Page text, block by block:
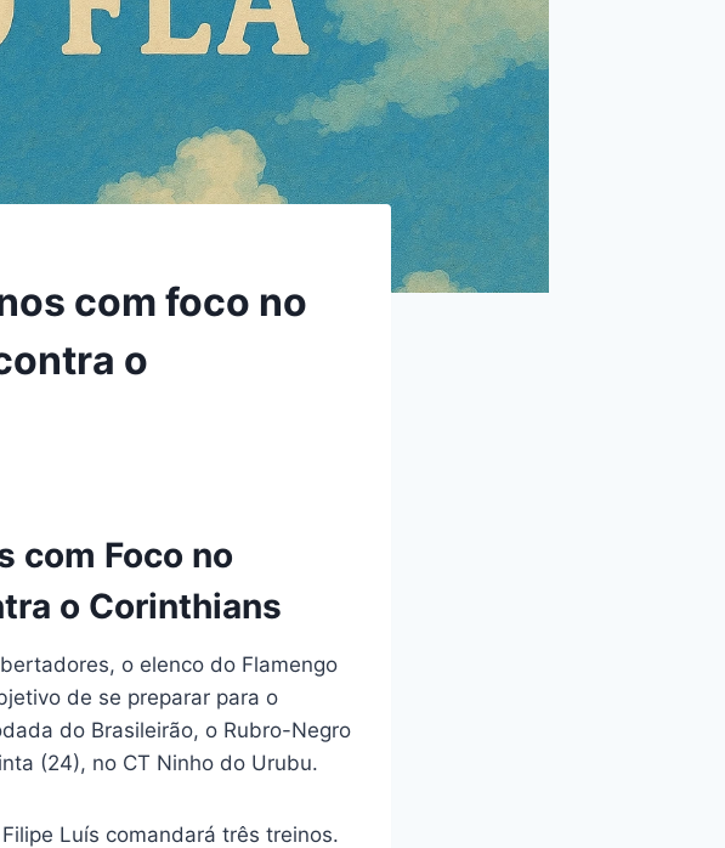
com foco no
o
com Foco no
o Corinthians
o elenco do Flamengo
de se preparar para o
do Brasileirão, o Rubro-Negro
(24), no CT Ninho do Urubu.
Luís comandará três treinos.